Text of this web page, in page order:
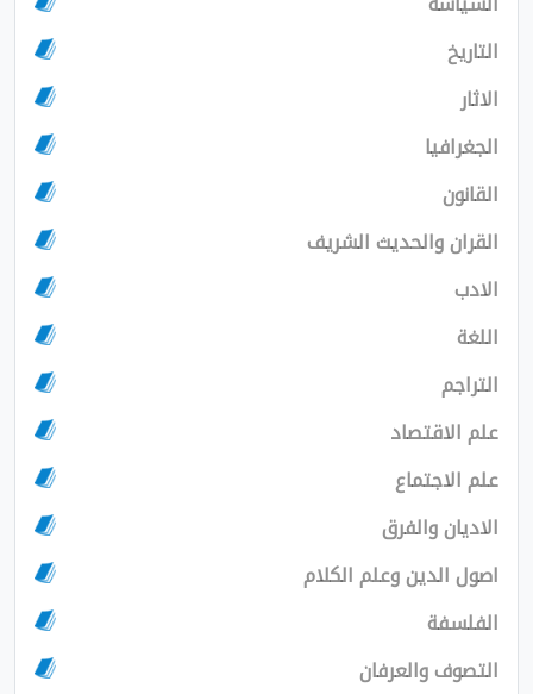
التاريخ
الاثار
الجغرافيا
القانون
القران والحديث الشريف
الادب
اللغة
التراجم
علم الاقتصاد
علم الاجتماع
الاديان والفرق
اصول الدين وعلم الكلام
الفلسفة
التصوف والعرفان